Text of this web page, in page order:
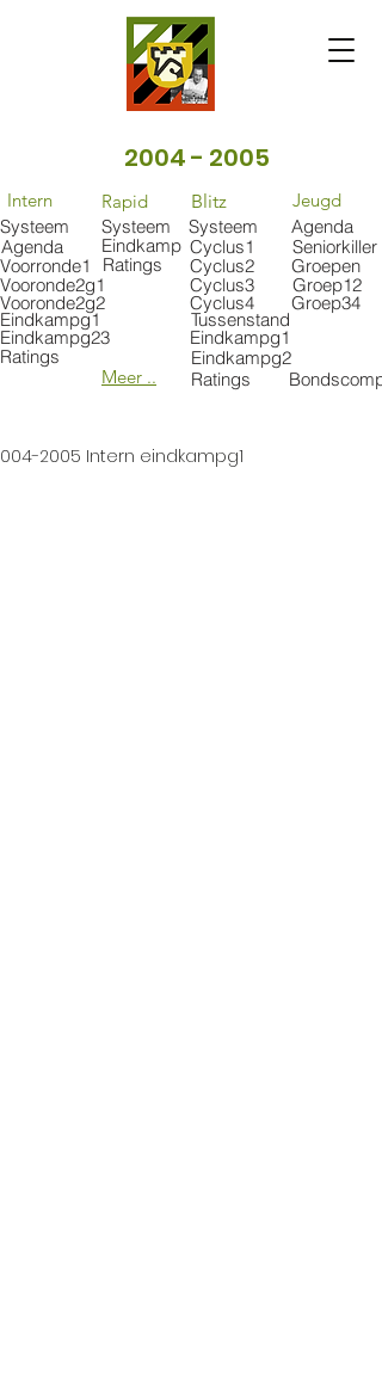
2004 - 2005
Meer ..
Intern
Agenda
Systeem
Voorronde1
Vooronde2g1
Vooronde2g2
Eindkampg1
Eindkampg23
Ratings
Rapid
Systeem
Eindkamp
Ratings
Blitz
Systeem
Cyclus1
Cyclus2
Cyclus3
Cyclus4
Tussenstand
Eindkampg1
Eindkampg2
Ratings
Agenda
Jeugd
Seniorkiller
Groepen
Groep12
Groep34
Bondscomp
2005 Intern eindkampg1